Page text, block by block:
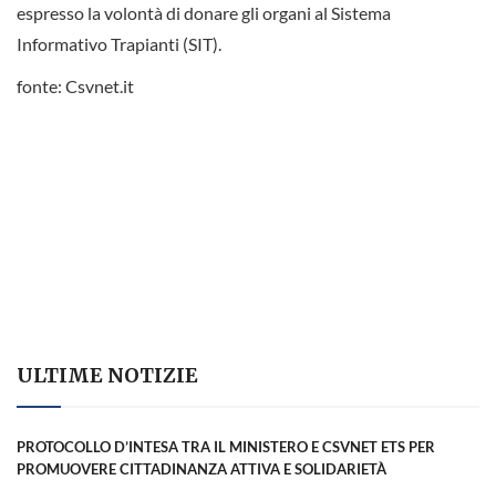
espresso la volontà di donare gli organi al Sistema
Informativo Trapianti (SIT).
fonte: Csvnet.it
ULTIME NOTIZIE
PROTOCOLLO D’INTESA TRA IL MINISTERO E CSVNET ETS PER
PROMUOVERE CITTADINANZA ATTIVA E SOLIDARIETÀ